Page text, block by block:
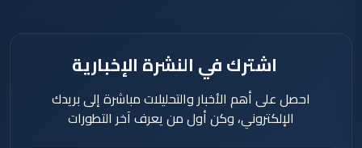
اشترك في النشرة الإخبارية
احصل على أهم الأخبار والتحليلات مباشرة إلى بريدك
الإلكتروني، وكن أول من يعرف آخر التطورات